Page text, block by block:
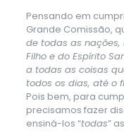
Pensando em
Grande Comissão,
de todas as
Filho e do Espírito
a todas as coisas
todos os dias, até o
Pois bem, para
precisamos fazer
ensiná-los “todas”